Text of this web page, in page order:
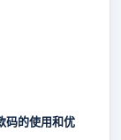
码的使用和优